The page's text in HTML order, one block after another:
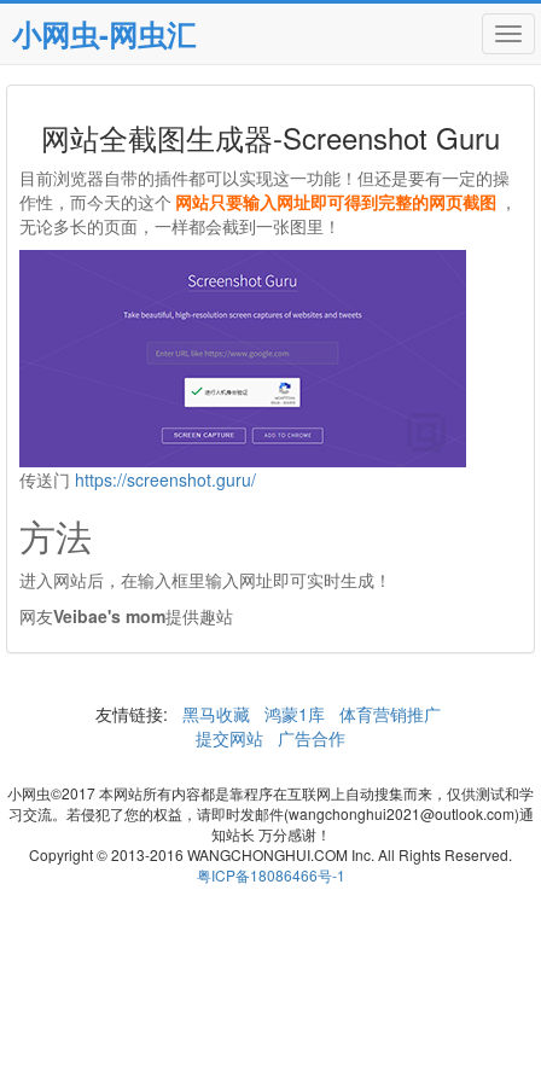
小网虫-网虫汇
网站全截图生成器-Screenshot Guru
目前浏览器自带的插件都可以实现这一功能！但还是要有一定的操
作性，而今天的这个 网站只要输入网址即可得到完整的网页截图 ，
无论多长的页面，一样都会截到一张图里！
传送门 https://screenshot.guru/
方法
进入网站后，在输入框里输入网址即可实时生成！
网友Veibae's mom提供趣站
友情链接: 黑马收藏 鸿蒙1库 体育营销推广
提交网站
广告合作
小网虫©2017 本网站所有内容都是靠程序在互联网上自动搜集而来，仅供测试和学
习交流。若侵犯了您的权益，请即时发邮件(wangchonghui2021@outlook.com)通
知站长 万分感谢！
Copyright © 2013-2016 WANGCHONGHUI.COM Inc. All Rights Reserved.
粤ICP备18086466号-1